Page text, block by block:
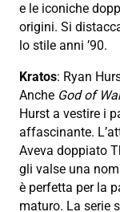
e le iconiche
origini. Si
lo stile anni ’90.
Kratos: Ryan
Anche God of
Hurst a vestire i
affascinante.
Aveva doppiato
gli valse una
è perfetta per la
maturo. La serie